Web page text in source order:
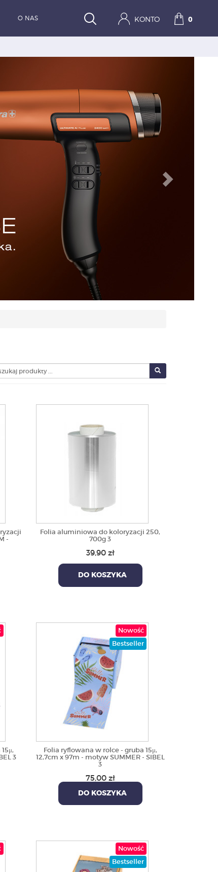
O NAS KONTO 0
-
Folia aluminiowa do koloryzacji 250,
700g 3
39,90 zł
DO KOSZYKA
3
Nowość
Bestseller
Folia ryflowana w rolce - gruba 15μ,
12,7cm x 97m - motyw SUMMER - SIBEL
3
75,00 zł
DO KOSZYKA
Nowość
Bestseller